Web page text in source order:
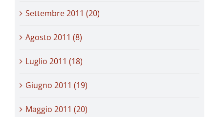
Settembre 2011 (20)
Agosto 2011 (8)
Luglio 2011 (18)
Giugno 2011 (19)
Maggio 2011 (20)